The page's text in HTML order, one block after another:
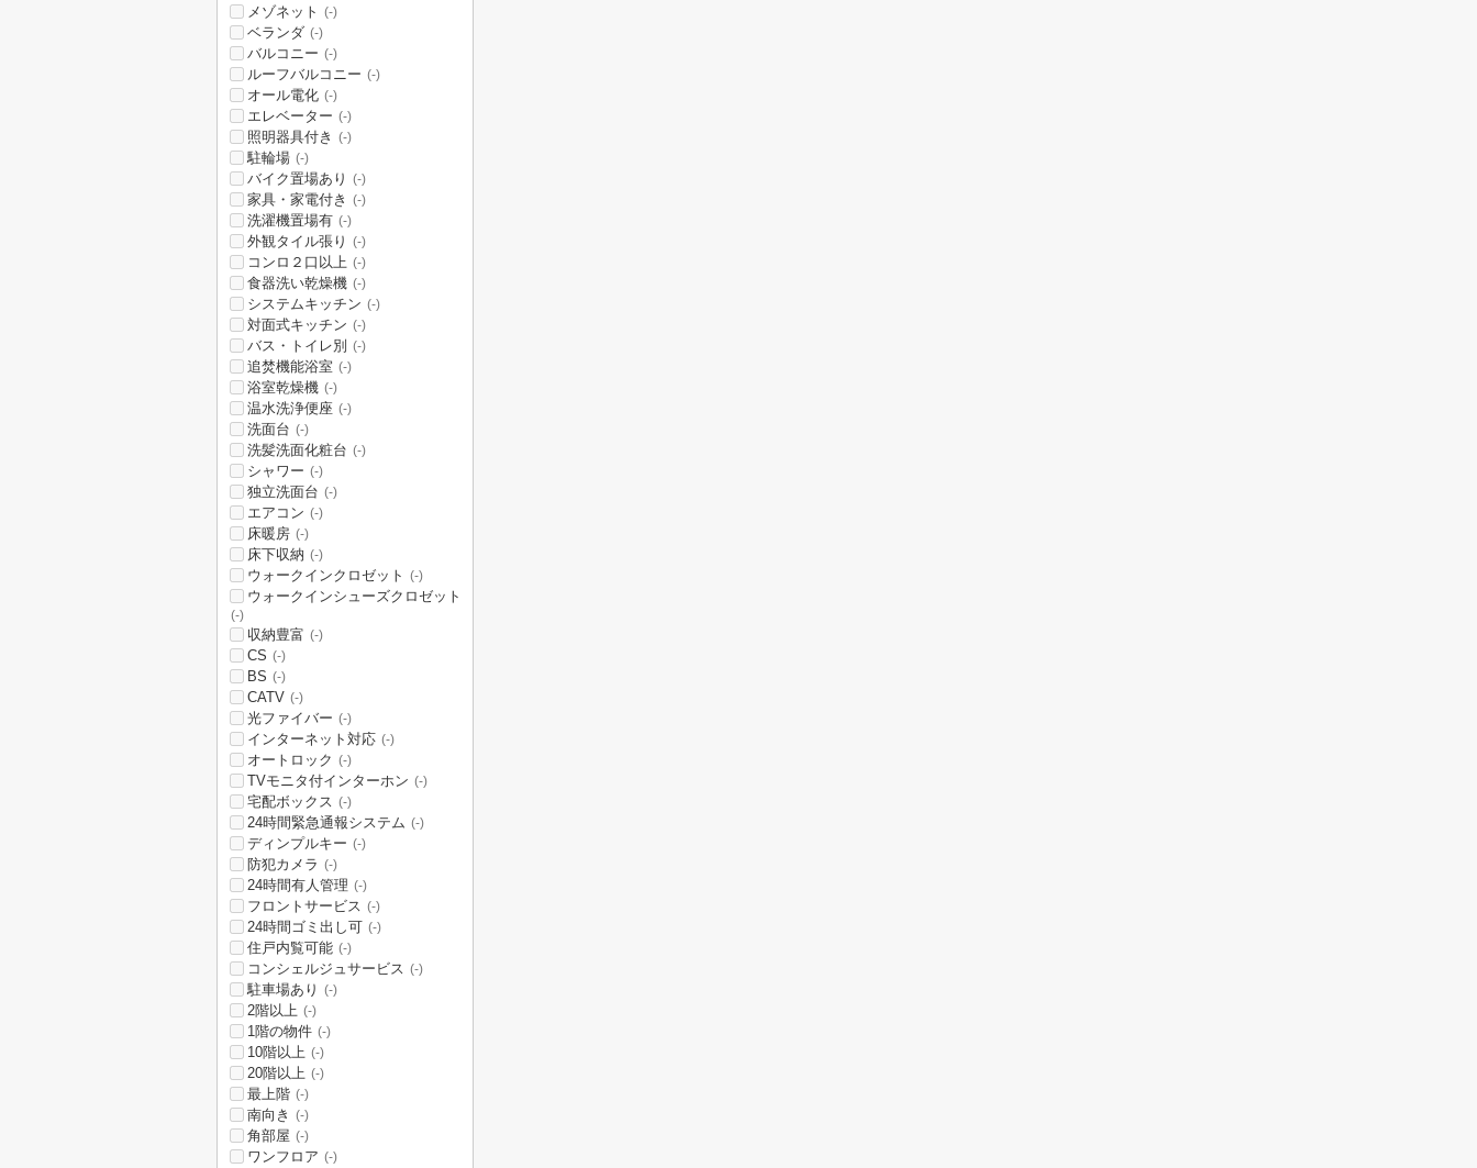
メゾネット (-)
ベランダ (-)
バルコニー (-)
ルーフバルコニー (-)
オール電化 (-)
エレベーター (-)
照明器具付き (-)
駐輪場 (-)
バイク置場あり (-)
家具・家電付き (-)
洗濯機置場有 (-)
外観タイル張り (-)
コンロ２口以上 (-)
食器洗い乾燥機 (-)
システムキッチン (-)
対面式キッチン (-)
バス・トイレ別 (-)
追焚機能浴室 (-)
浴室乾燥機 (-)
温水洗浄便座 (-)
洗面台 (-)
洗髪洗面化粧台 (-)
シャワー (-)
独立洗面台 (-)
エアコン (-)
床暖房 (-)
床下収納 (-)
ウォークインクロゼット (-)
ウォークインシューズクロゼット
(-)
収納豊富 (-)
CS (-)
BS (-)
CATV (-)
光ファイバー (-)
インターネット対応 (-)
オートロック (-)
TVモニタ付インターホン (-)
宅配ボックス (-)
24時間緊急通報システム (-)
ディンプルキー (-)
防犯カメラ (-)
24時間有人管理 (-)
フロントサービス (-)
24時間ゴミ出し可 (-)
住戸内覧可能 (-)
コンシェルジュサービス (-)
駐車場あり (-)
2階以上 (-)
1階の物件 (-)
10階以上 (-)
20階以上 (-)
最上階 (-)
南向き (-)
角部屋 (-)
ワンフロア (-)